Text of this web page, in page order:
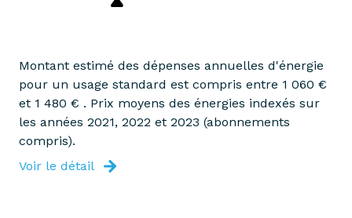
ascenseur
vue Dégagée
Montant estimé des dépenses annuelles d'énergie
pour un usage standard est compris entre 1 060 €
et 1 480 € . Prix moyens des énergies indexés sur
les années 2021, 2022 et 2023 (abonnements
compris).
Voir le détail